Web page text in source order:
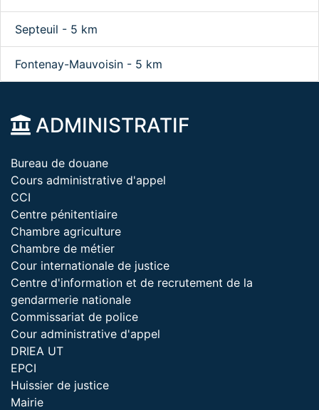
Septeuil - 5 km
Fontenay-Mauvoisin - 5 km
ADMINISTRATIF
Bureau de douane
Cours administrative d'appel
CCI
Centre pénitentiaire
Chambre agriculture
Chambre de métier
Cour internationale de justice
Centre d'information et de recrutement de la
gendarmerie nationale
Commissariat de police
Cour administrative d'appel
DRIEA UT
EPCI
Huissier de justice
Mairie